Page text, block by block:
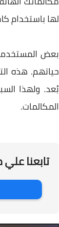
لها باستخدام
بعض
حياتهم. هذه
بُعد. ولهذا
المكالمات.
تابعنا